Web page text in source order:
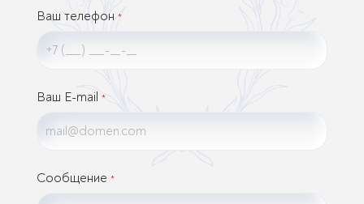
Ваш телефон *
Ваш E-mail *
Сообщение *